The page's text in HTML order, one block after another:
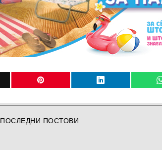
ПОСЛЕДНИ ПОСТОВИ